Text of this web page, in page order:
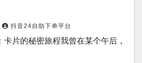
抖音24自助下单平台
片的秘密旅程我曾在某个午后，